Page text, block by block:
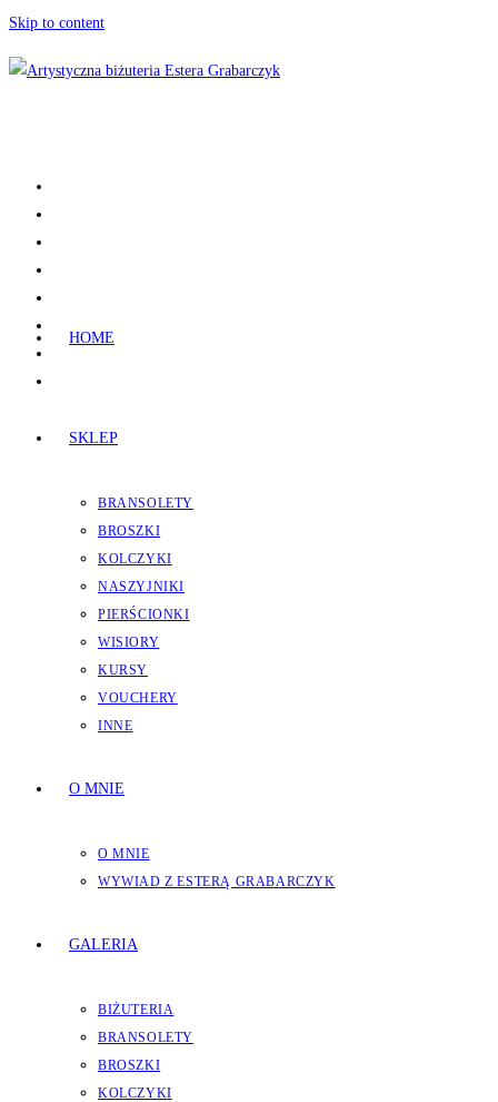
Skip to content
HOME
SKLEP
BRANSOLETY
BROSZKI
KOLCZYKI
NASZYJNIKI
PIERŚCIONKI
WISIORY
KURSY
VOUCHERY
INNE
O MNIE
O MNIE
WYWIAD Z ESTERĄ GRABARCZYK
GALERIA
BIŻUTERIA
BRANSOLETY
BROSZKI
KOLCZYKI